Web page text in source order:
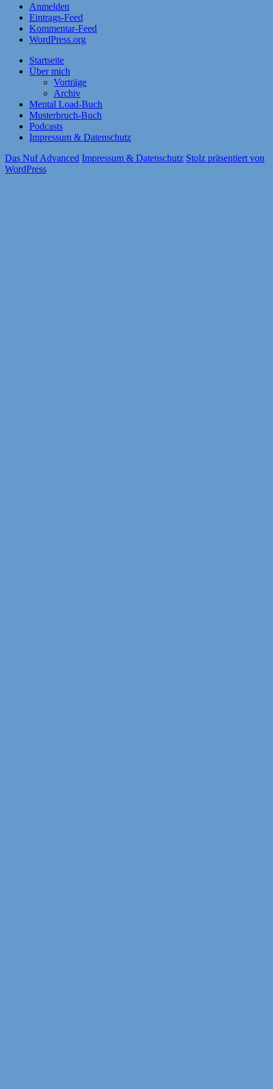
Anmelden
Eintrags-Feed
Kommentar-Feed
WordPress.org
Startseite
Über mich
Vorträge
Archiv
Mental Load-Buch
Musterbruch-Buch
Podcasts
Impressum & Datenschutz
Das Nuf Advanced Impressum & Datenschutz Stolz präsentiert von
WordPress